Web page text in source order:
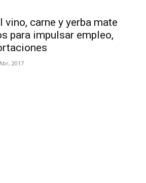
vino, carne y yerba mate
para impulsar empleo,
2017